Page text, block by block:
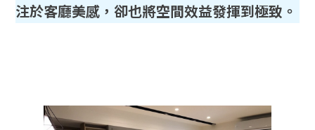
注於客廳美感，卻也將空間效益發揮到極致。